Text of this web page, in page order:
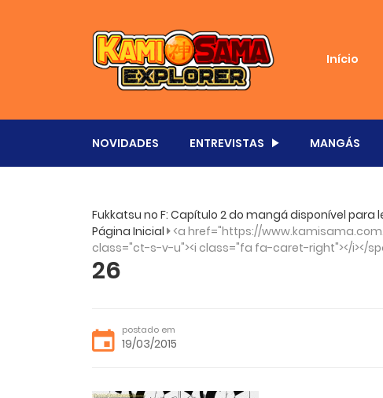
Início
NOVIDADES ENTREVISTAS MANGÁS
Fukkatsu no F: Capítulo 2 do mangá disponível para
Página Inicial <a href="https://
class="ct-s-v-u"><i class="fa fa-caret-right"></i></
26
postado em
19/03/2015